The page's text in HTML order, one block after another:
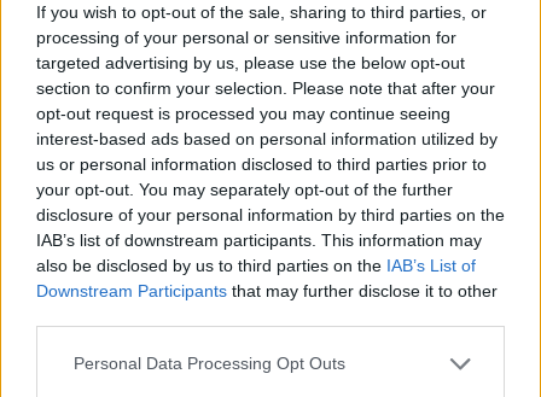
If you wish to opt-out of the sale, sharing to third parties, or
processing of your personal or sensitive information for
targeted advertising by us, please use the below opt-out
section to confirm your selection. Please note that after your
opt-out request is processed you may continue seeing
interest-based ads based on personal information utilized by
us or personal information disclosed to third parties prior to
your opt-out. You may separately opt-out of the further
disclosure of your personal information by third parties on the
IAB’s list of downstream participants. This information may
also be disclosed by us to third parties on the IAB’s List of
Downstream Participants that may further disclose it to other
Please note that this website/app uses one or more Google
Personal Data Processing Opt Outs
Disney+: Βρεθήκαμε στην επίσημη
παρουσίαση - Οι σειρές, οι ταινίες και το
κόστος συνδρομής στην Ελλάδα
Λίγες ημέρες πριν από την έναρξη
λειτουργίας της streaming υπηρεσίας στη
χώρα μας, η The Walt Disney Company
Greece διοργάνωσε μια εκδήλωση στο χώρο
Φάρος του Κέντρου Πολιτισμού Ίδρυμα
Σταύρος Νιάρχος